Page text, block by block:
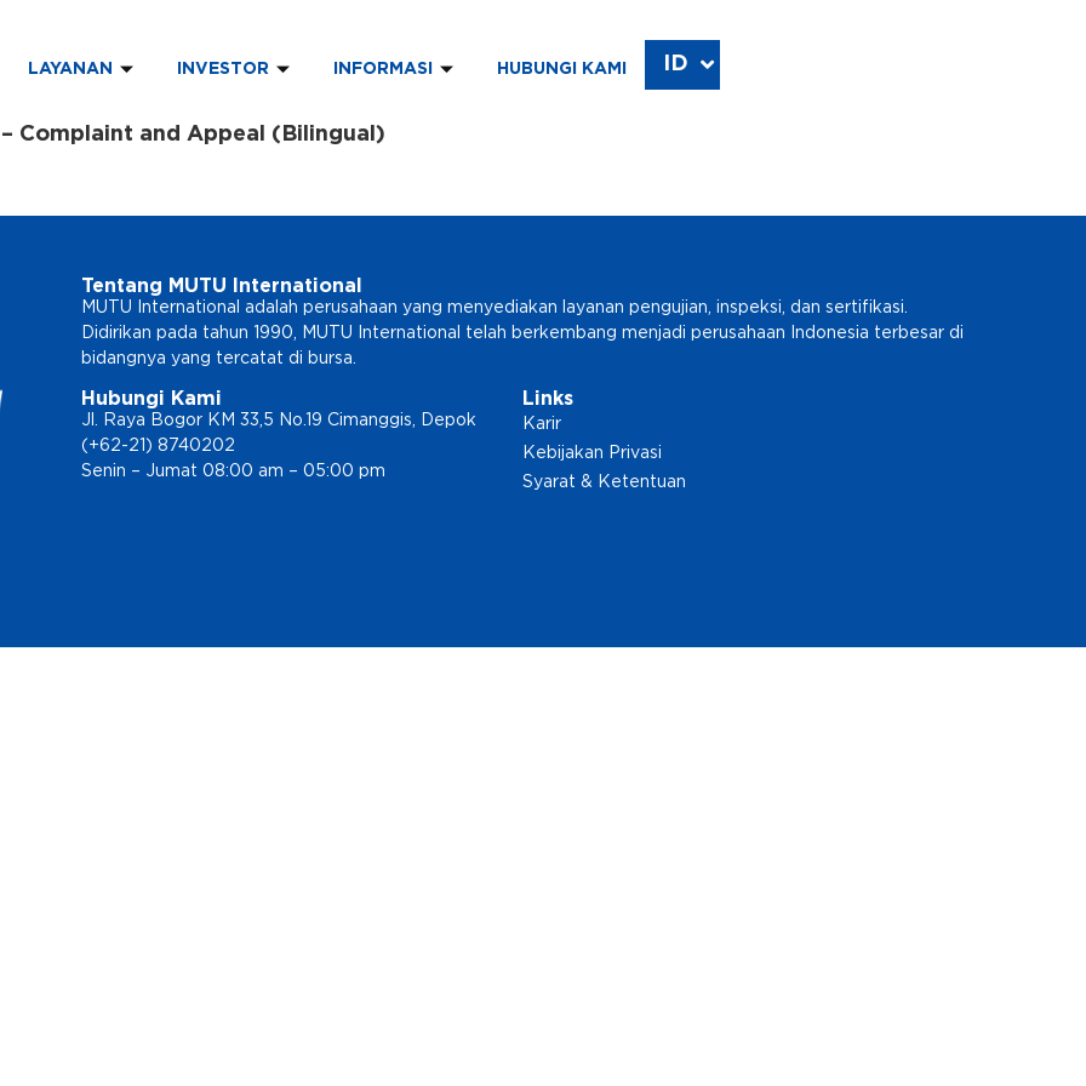
LAYANAN INVESTOR INFORMASI HUBUNGI KAMI ID
EN
Complaint and Appeal (Bilingual)
Tentang MUTU International
MUTU International adalah perusahaan yang menyediakan layanan pengujian, inspeksi, dan sertifikasi.
Didirikan pada tahun 1990, MUTU International telah berkembang menjadi perusahaan Indonesia terbesar di
bidangnya yang tercatat di bursa.
Hubungi Kami
Jl. Raya Bogor KM 33,5 No.19 Cimanggis, Depok
(+62-21) 8740202
Senin – Jumat 08:00 am – 05:00 pm
Links
Karir
Kebijakan Privasi
Syarat & Ketentuan